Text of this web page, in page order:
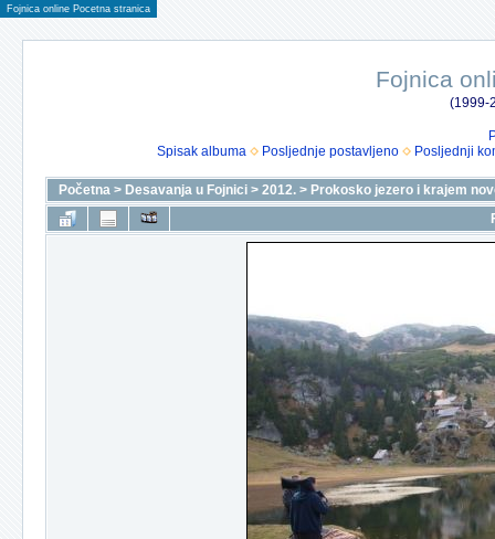
Fojnica online Pocetna stranica
Fojnica
(1999-
Spisak albuma
Posljednje postavljeno Posljednji
Početna > Desavanja u Fojnici > 2012. > Prokosko jezero i krajem